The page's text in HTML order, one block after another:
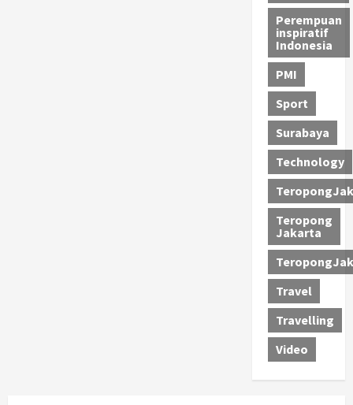
Perempuan
inspiratif
Indonesia
PMI
Sport
Surabaya
Technology
Teropong
Jakarta
Travel
Travelling
Video